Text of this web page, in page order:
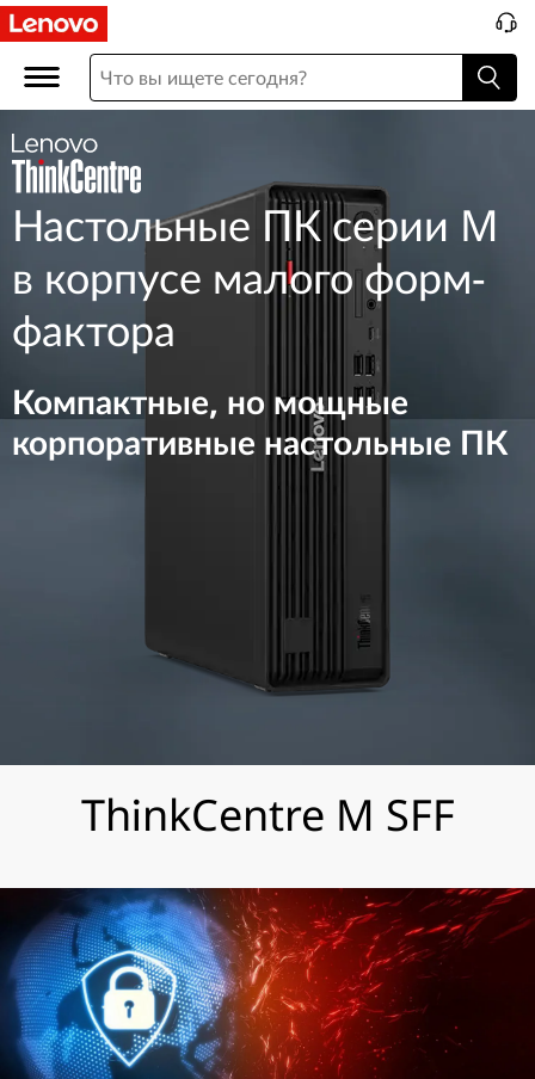
M
F
F
Настольные ПК серии M
в корпусе малого форм-
фактора
Компактные, но мощные
корпоративные настольные ПК
ThinkCentre M SFF